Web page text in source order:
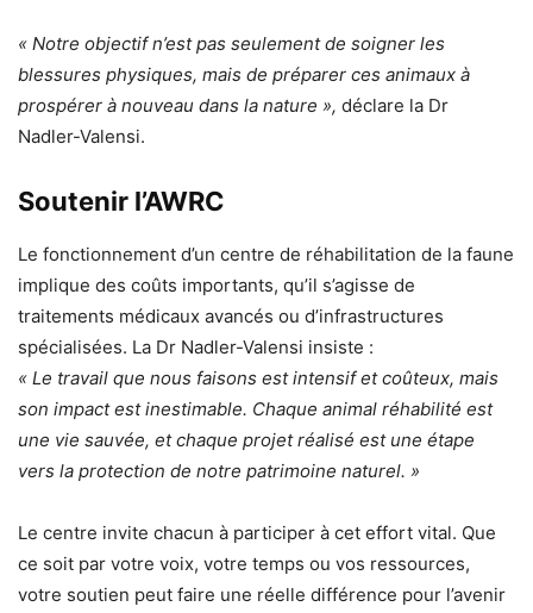
« Notre objectif n’est pas seulement de soigner les
blessures physiques, mais de préparer ces animaux à
prospérer à nouveau dans la nature », déclare la Dr
Nadler-Valensi.
Soutenir l’AWRC
Le fonctionnement d’un centre de réhabilitation de la faune
implique des coûts importants, qu’il s’agisse de
traitements médicaux avancés ou d’infrastructures
spécialisées. La Dr Nadler-Valensi insiste :
« Le travail que nous faisons est intensif et coûteux, mais
son impact est inestimable. Chaque animal réhabilité est
une vie sauvée, et chaque projet réalisé est une étape
vers la protection de notre patrimoine naturel. »
Le centre invite chacun à participer à cet effort vital. Que
ce soit par votre voix, votre temps ou vos ressources,
votre soutien peut faire une réelle différence pour l’avenir